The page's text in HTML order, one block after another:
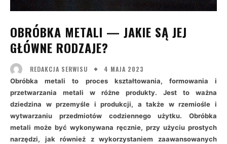
OBRÓBKA METALI — JAKIE SĄ JEJ
GŁÓWNE RODZAJE?
REDAKCJA SERWISU 4 MAJA 2023
Obróbka metali to proces kształtowania, formowania i
przetwarzania metali w różne produkty. Jest to ważna
dziedzina w przemyśle i produkcji, a także w rzemiośle i
wytwarzaniu przedmiotów codziennego użytku. Obróbka
metali może być wykonywana ręcznie, przy użyciu prostych
narzędzi, jak również z wykorzystaniem zaawansowanych